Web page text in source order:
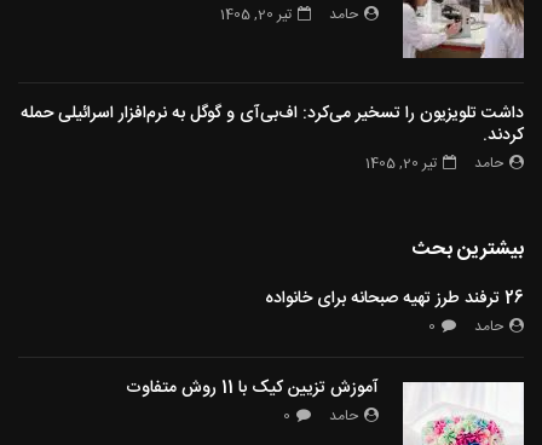
حامد تیر 20, 1405
داشت تلویزیون را تسخیر می‌کرد: اف‌بی‌آی و گوگل به نرم‌افزار اسرائیلی حمله
کردند.
حامد تیر 20, 1405
بیشترین بحث
26 ترفند طرز تهیه صبحانه برای خانواده
حامد 0
آموزش تزیین کیک با 11 روش متفاوت
حامد 0